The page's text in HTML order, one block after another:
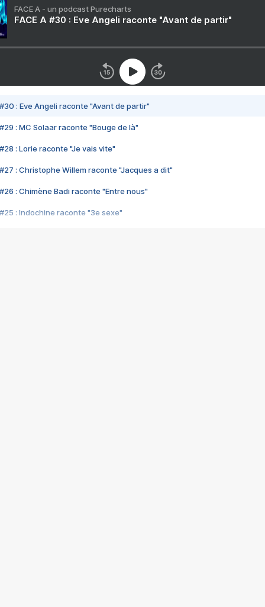
FACE A - un podcast Purecharts
FACE A #30 : Eve Angeli raconte "Avant de partir"
#30 : Eve Angeli raconte "Avant de partir"
#29 : MC Solaar raconte "Bouge de là"
#28 : Lorie raconte "Je vais vite"
#27 : Christophe Willem raconte "Jacques a dit"
#26 : Chimène Badi raconte "Entre nous"
#25 : Indochine raconte "3e sexe"